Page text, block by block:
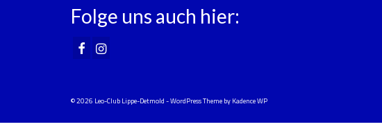
Folge uns auch hier:
© 2026 Leo-Club Lippe-Detmold - WordPress Theme by Kadence WP